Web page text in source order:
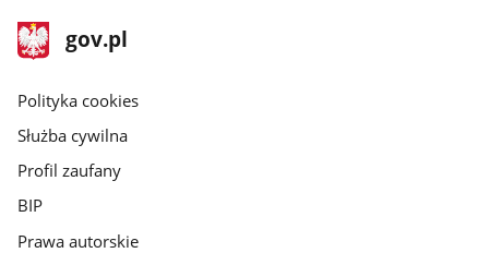
stopka
gov.pl
Strona
gov.pl
gov.pl
Polityka cookies
Służba cywilna
Profil zaufany
BIP
Prawa autorskie